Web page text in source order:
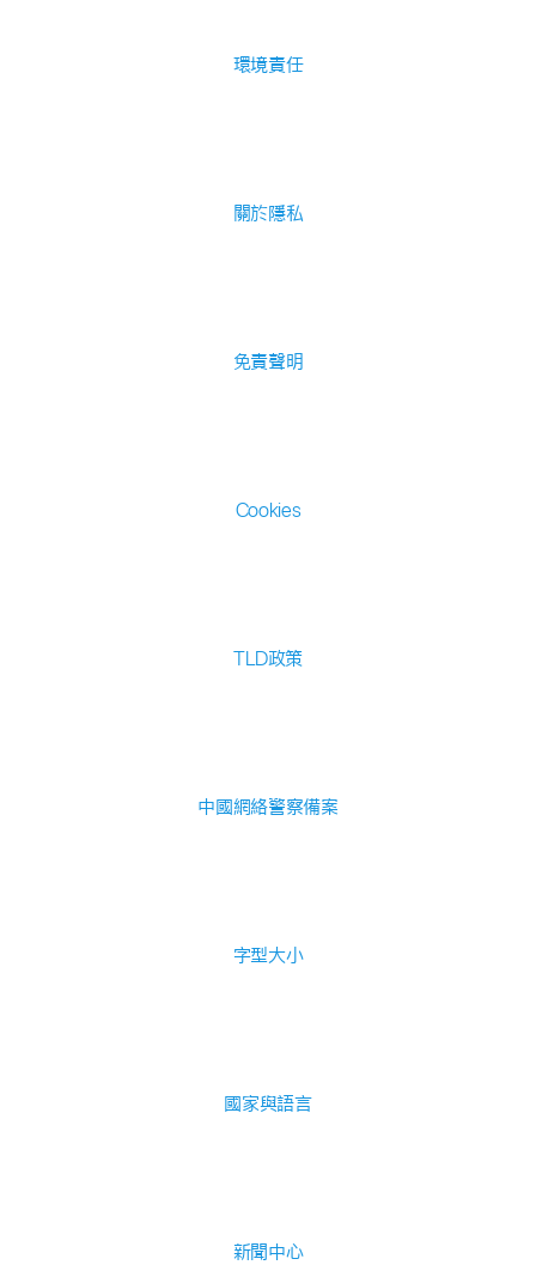
環境責任
關於隱私
免責聲明
Cookies
TLD政策
中國網絡警察備案
字型大小
國家與語言
新聞中心